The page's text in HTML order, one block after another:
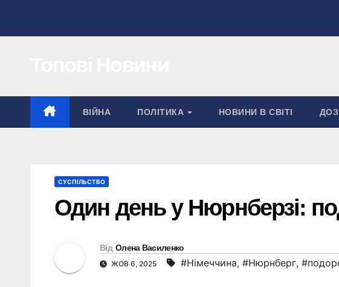
ВІЙНА ПОЛІТИКА НОВИНИ В СВІТІ
СУСПІЛЬСТВО
Один день у Нюрнберзі:
Від Олена Василенко
ЖОВ 6, 2025 #Німеччина, #Нюрнберг,